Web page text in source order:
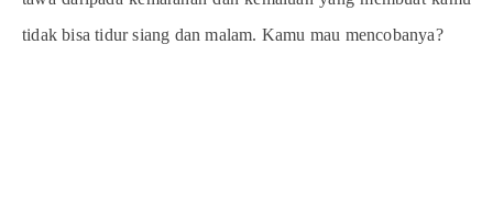
tidak bisa tidur siang dan malam. Kamu mau mencobanya?